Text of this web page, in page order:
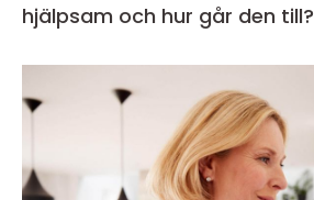
hjälpsam och hur går den till?